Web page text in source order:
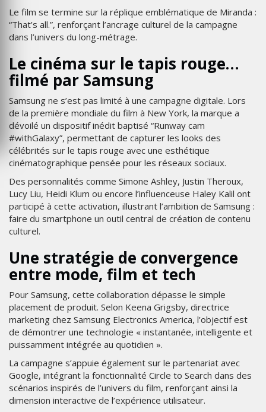
Le film se termine sur la réplique emblématique de Miranda :
“That’s all.”, renforçant l’ancrage culturel de la campagne
dans l’univers du long-métrage.
Le cinéma sur le tapis rouge…
filmé par Samsung
Samsung ne s’est pas limité à une campagne digitale. Lors
de la première mondiale du film à New York, la marque a
dévoilé un dispositif inédit baptisé “Runway cam
#withGalaxy”, permettant de capturer les looks des
célébrités sur le tapis rouge avec une esthétique
cinématographique pensée pour les réseaux sociaux.
Des personnalités comme Simone Ashley, Justin Theroux,
Lucy Liu, Heidi Klum ou encore l’influenceuse Haley Kalil ont
participé à cette activation, illustrant l’ambition de Samsung :
faire du smartphone un outil central de création de contenu
culturel.
Une stratégie de convergence
entre mode, film et tech
Pour Samsung, cette collaboration dépasse le simple
placement de produit. Selon Keena Grigsby, directrice
marketing chez Samsung Electronics America, l’objectif est
de démontrer une technologie « instantanée, intelligente et
puissamment intégrée au quotidien ».
La campagne s’appuie également sur le partenariat avec
Google, intégrant la fonctionnalité Circle to Search dans des
scénarios inspirés de l’univers du film, renforçant ainsi la
dimension interactive de l’expérience utilisateur.